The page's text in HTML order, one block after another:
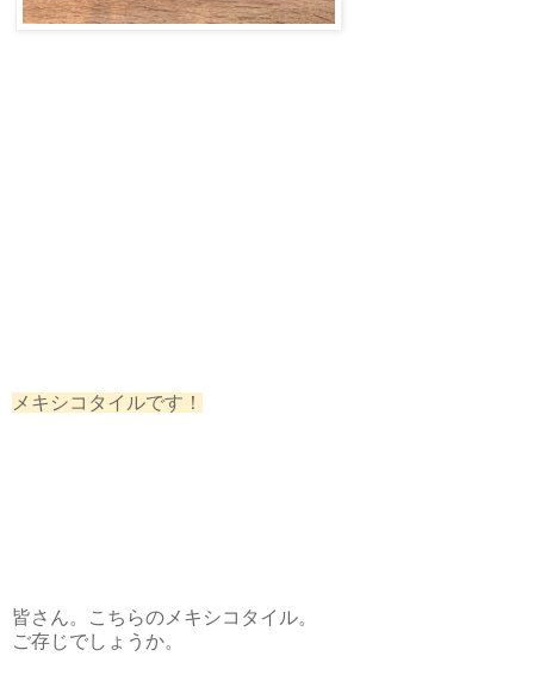
メキシコタイルです！
皆さん。こちらのメキシコタイル。
ご存じでしょうか。